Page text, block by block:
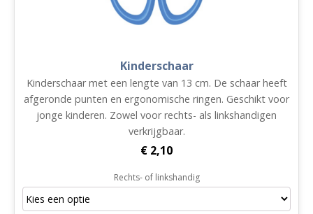
Kinderschaar
Kinderschaar met een lengte van 13 cm. De schaar heeft
afgeronde punten en ergonomische ringen. Geschikt voor
jonge kinderen. Zowel voor rechts- als linkshandigen
verkrijgbaar.
€ 2,10
Rechts- of linkshandig